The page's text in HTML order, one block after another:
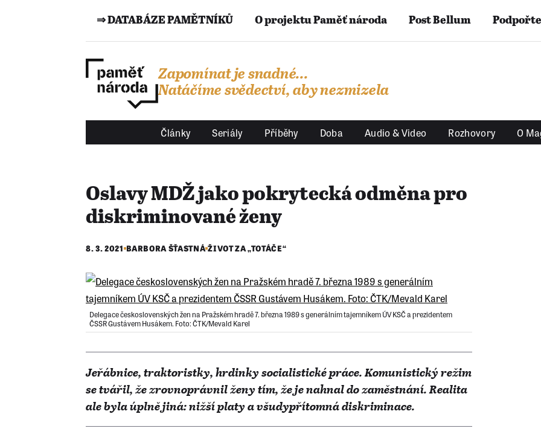
⇒ DATABÁZE PAMĚTNÍKŮ O projektu Paměť národa Post Bellum
Zapomínat je snadné...
Natáčíme svědectví, aby nezmizela
Články Seriály Příběhy Doba Audio & Video Rozhovory O
Oslavy MDŽ jako pokrytecká odměna pro
diskriminované ženy
8. 3. 2021 BARBORA ŠŤASTNÁ ŽIVOT ZA „TOTÁČE“
Delegace československých žen na Pražském hradě 7. března 1989 s generálním tajemníkem ÚV KSČ a prezidentem
ČSSR Gustávem Husákem. Foto: ČTK/Mevald Karel
Jeřábnice, traktoristky, hrdinky socialistické práce. Komunistický režim
se tvářil, že zrovnoprávnil ženy tím, že je nahnal do zaměstnání. Realita
ale byla úplně jiná: nižší platy a všudypřítomná diskriminace.